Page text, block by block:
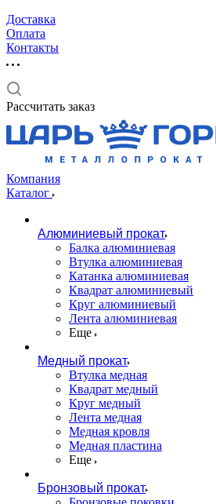
Доставка
Оплата
Контакты
Рассчитать заказ
Компания
Каталог
Алюминиевый прокат
Балка алюминиевая
Втулка алюминиевая
Катанка алюминиевая
Квадрат алюминиевый
Круг алюминиевый
Лента алюминиевая
Еще
Медный прокат
Втулка медная
Квадрат медный
Круг медный
Лента медная
Медная кровля
Медная пластина
Еще
Бронзовый прокат